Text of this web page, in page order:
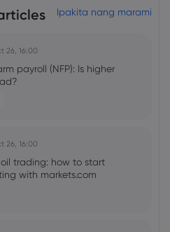
Ipakita nang marami
26, 16:00
payroll (NFP): Is higher
26, 16:00
trading: how to start
with markets.com